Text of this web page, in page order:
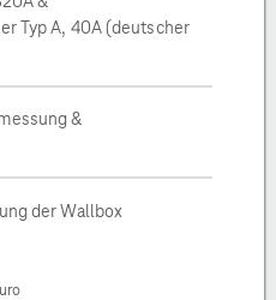
Typ A, 40A (deutscher
&
der Wallbox